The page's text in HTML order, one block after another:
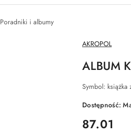
Poradniki i albumy
NAZWA
PRODUCENTA:
AKROPOL
ALBUM
Symbol: książka
Dostępność:
cena:
87.01